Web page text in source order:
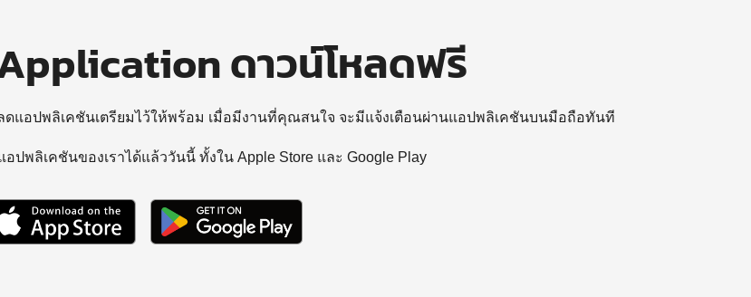
ดาวน์โหลดฟรี
แอปพลิเคชันเตรียมไว้ให้พร้อม เมื่อมีงานที่คุณสนใจ จะมีแจ้งเตือนผ่านแอปพลิเคชันบนมือถือทันที
อปพลิเคชันของเราได้แล้ววันนี้ ทั้งใน Apple Store และ Google Play